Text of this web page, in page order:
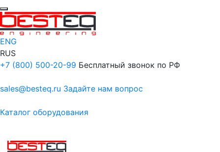
ENG
RUS
+7 (800) 500-20-99 Бесплатный звонок по РФ
sales@besteq.ru Задайте нам вопрос
Каталог оборудования